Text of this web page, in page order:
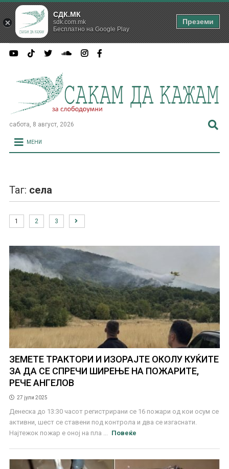
сабота, 8 август, 2026
МЕНИ
Таг: села
1 2 3
ЗЕМЕТЕ ТРАКТОРИ И ИЗОРАЈТЕ ОКОЛУ КУЌИТЕ
ЗА ДА СЕ СПРЕЧИ ШИРЕЊЕ НА ПОЖАРИТЕ,
РЕЧЕ АНГЕЛОВ
27 јули 2025
Денеска до 13:30 часот регистрирани се 16 пожари од кои осум се
активни, шест се ставени под контрола и два се изгаснати.
Најтежок пожар е оној на пла ...
Повеќе
СДК.МК
sdk.com.mk
Бесплатно на Google Play
Преземи